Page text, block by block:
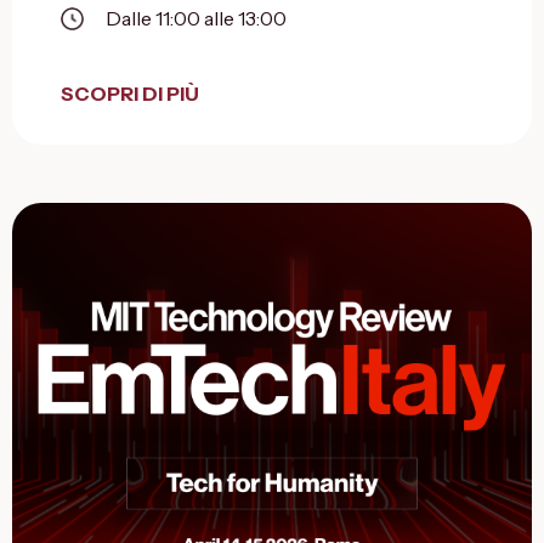
Dalle 11:00 alle 13:00
SCOPRI DI PIÙ